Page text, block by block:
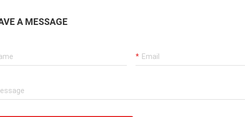
A MESSAGE